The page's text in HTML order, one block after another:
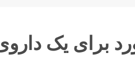
برای یک